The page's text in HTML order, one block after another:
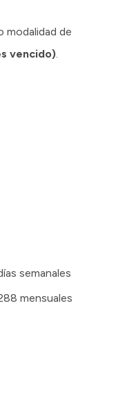
modalidad de
vencido).
semanales
mensuales